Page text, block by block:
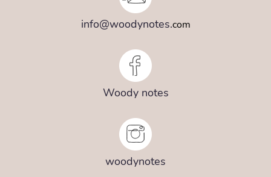
info@woodynotes.com
Woody notes
woodynotes